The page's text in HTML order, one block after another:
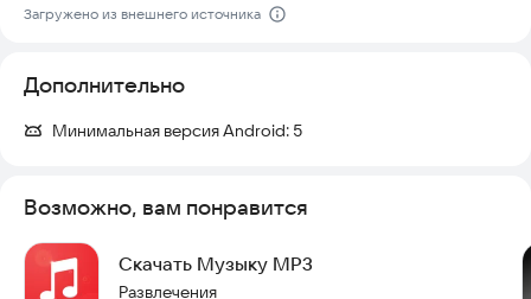
Скачайте Music Downloader прямо сейчас и начните
Загружено из внешнего источника
Дополнительно
Минимальная версия Android: 5
Возможно, вам понравится
Скачать Музыку MP3
Развлечения